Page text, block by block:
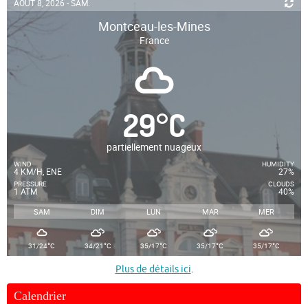
AOÛT 8, 2026 - SAM.
Montceau-les-Mines
France
29°C
partiellement nuageux
WIND
4 KM/H, ENE
PRESSURE
1 ATM
HUMIDITY
27%
CLOUDS
40%
SAM DIM LUN MAR MER
31/24°C 34/21°C 35/17°C 35/17°C 35/17°C
Plus de détails ici.
Calendrier